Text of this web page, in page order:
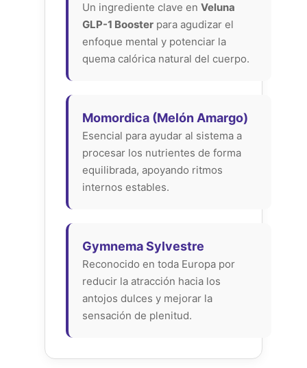
Un ingrediente clave en Veluna
GLP-1 Booster para agudizar el
enfoque mental y potenciar la
quema calórica natural del cuerpo.
Momordica (Melón Amargo)
Esencial para ayudar al sistema a
procesar los nutrientes de forma
equilibrada, apoyando ritmos
internos estables.
Gymnema Sylvestre
Reconocido en toda Europa por
reducir la atracción hacia los
antojos dulces y mejorar la
sensación de plenitud.